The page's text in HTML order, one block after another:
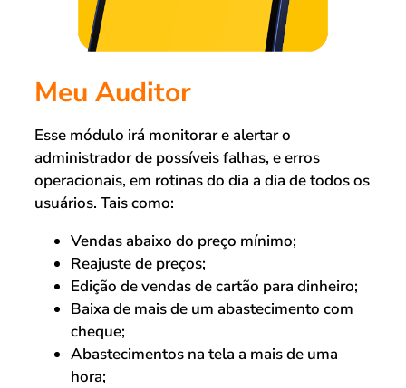
Meu Auditor
Esse módulo irá monitorar e alertar o
administrador de possíveis falhas, e erros
operacionais, em rotinas do dia a dia de todos os
usuários. Tais como:
Vendas abaixo do preço mínimo;
Reajuste de preços;
Edição de vendas de cartão para dinheiro;
Baixa de mais de um abastecimento com
cheque;
Abastecimentos na tela a mais de uma
hora;